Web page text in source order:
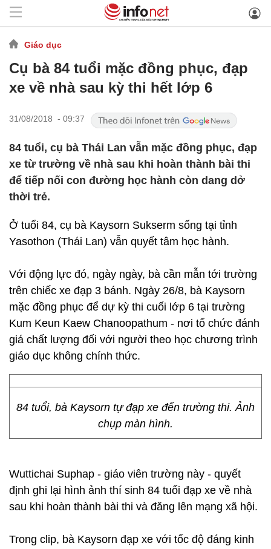
Giáo dục
Cụ bà 84 tuổi mặc đồng phục, đạp
xe về nhà sau kỳ thi hết lớp 6
31/08/2018 - 09:37
84 tuổi, cụ bà Thái Lan vẫn mặc đồng phục, đạp
xe từ trường về nhà sau khi hoàn thành bài thi
để tiếp nối con đường học hành còn dang dở
thời trẻ.
Ở tuổi 84, cụ bà Kaysorn Sukserm sống tại tỉnh
Yasothon (Thái Lan) vẫn quyết tâm học hành.
Với động lực đó, ngày ngày, bà cần mẫn tới trường
trên chiếc xe đạp 3 bánh. Ngày 26/8, bà Kaysorn
mặc đồng phục để dự kỳ thi cuối lớp 6 tại trường
Kum Keun Kaew Chanoopathum - nơi tổ chức đánh
giá chất lượng đối với người theo học chương trình
giáo dục không chính thức.
84 tuổi, bà Kaysorn tự đạp xe đến trường thi. Ảnh
chụp màn hình.
Wuttichai Suphap - giáo viên trường này - quyết
định ghi lại hình ảnh thí sinh 84 tuổi đạp xe về nhà
sau khi hoàn thành bài thi và đăng lên mạng xã hội.
Trong clip, bà Kaysorn đạp xe với tốc độ đáng kinh